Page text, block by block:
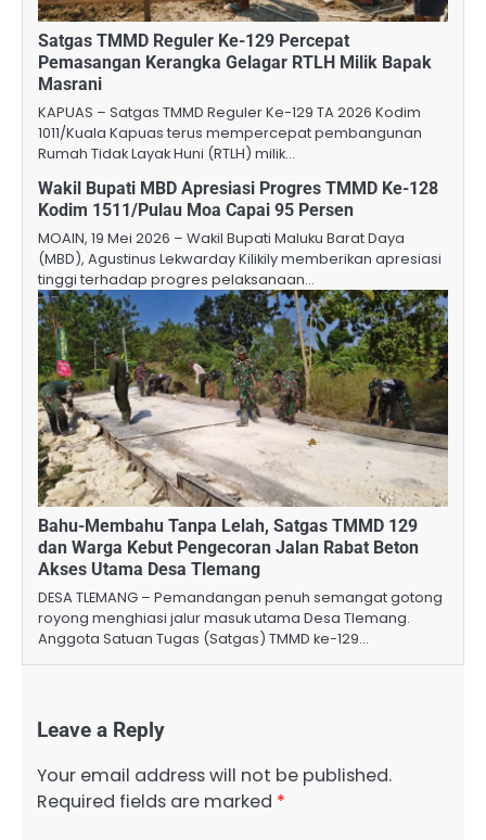
Satgas TMMD Reguler Ke-129 Percepat
Pemasangan Kerangka Gelagar RTLH Milik Bapak
Masrani
KAPUAS – Satgas TMMD Reguler Ke-129 TA 2026 Kodim
1011/Kuala Kapuas terus mempercepat pembangunan
Rumah Tidak Layak Huni (RTLH) milik…
Wakil Bupati MBD Apresiasi Progres TMMD Ke-128
Kodim 1511/Pulau Moa Capai 95 Persen
MOAIN, 19 Mei 2026 – Wakil Bupati Maluku Barat Daya
(MBD), Agustinus Lekwarday Kilikily memberikan apresiasi
tinggi terhadap progres pelaksanaan…
Bahu-Membahu Tanpa Lelah, Satgas TMMD 129
dan Warga Kebut Pengecoran Jalan Rabat Beton
Akses Utama Desa Tlemang ​
DESA TLEMANG – Pemandangan penuh semangat gotong
royong menghiasi jalur masuk utama Desa Tlemang.
Anggota Satuan Tugas (Satgas) TMMD ke-129…
Leave a Reply
Your email address will not be published.
Required fields are marked *